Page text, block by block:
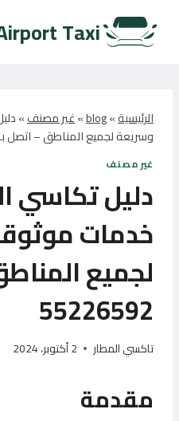
المحتوى
Taxi
الرئيسية»
blog
»غير مصنف»
وسريعة لجميع المناطق – اتصل بـ
غير مصنف
دليل تكاسي
خدمات
لجميع
55226592
تاكسي المطار 2 أكتوبر، 2024
مقدمة